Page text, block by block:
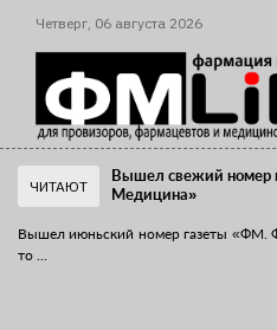
Четверг, 06 августа 2026
ЧИТАЮТ
Вышел свежий номер
Медицина»
Вышел июньский номер газеты «ФМ.
то